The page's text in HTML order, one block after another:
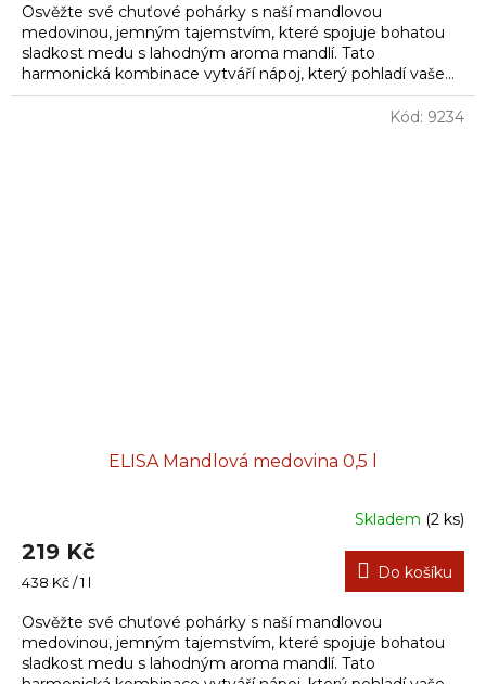
Osvěžte své chuťové pohárky s naší mandlovou
medovinou, jemným tajemstvím, které spojuje bohatou
sladkost medu s lahodným aroma mandlí. Tato
harmonická kombinace vytváří nápoj, který pohladí vaše...
ELISA Mandlová medovina 0,5 l
Skladem (2 ks)
219 Kč
Měrná
438 Kč / 1 l Do košíku
Osvěžte své chuťové pohárky s naší mandlovou
medovinou, jemným tajemstvím, které spojuje bohatou
sladkost medu s lahodným aroma mandlí. Tato
Kód: 9234